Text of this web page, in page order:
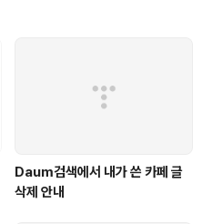
Daum검색에서 내가 쓴 카페 글
삭제 안내